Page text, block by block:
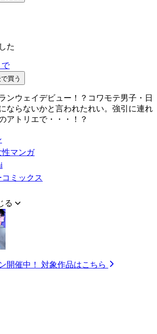
た
で
買う
ンウェイデビュー！？コワモテ男子・日
ならないかと言われたれい。強引に連れ
アトリエで・・・！？
性マンガ
ミックス
る
開催中！ 対象作品はこちら